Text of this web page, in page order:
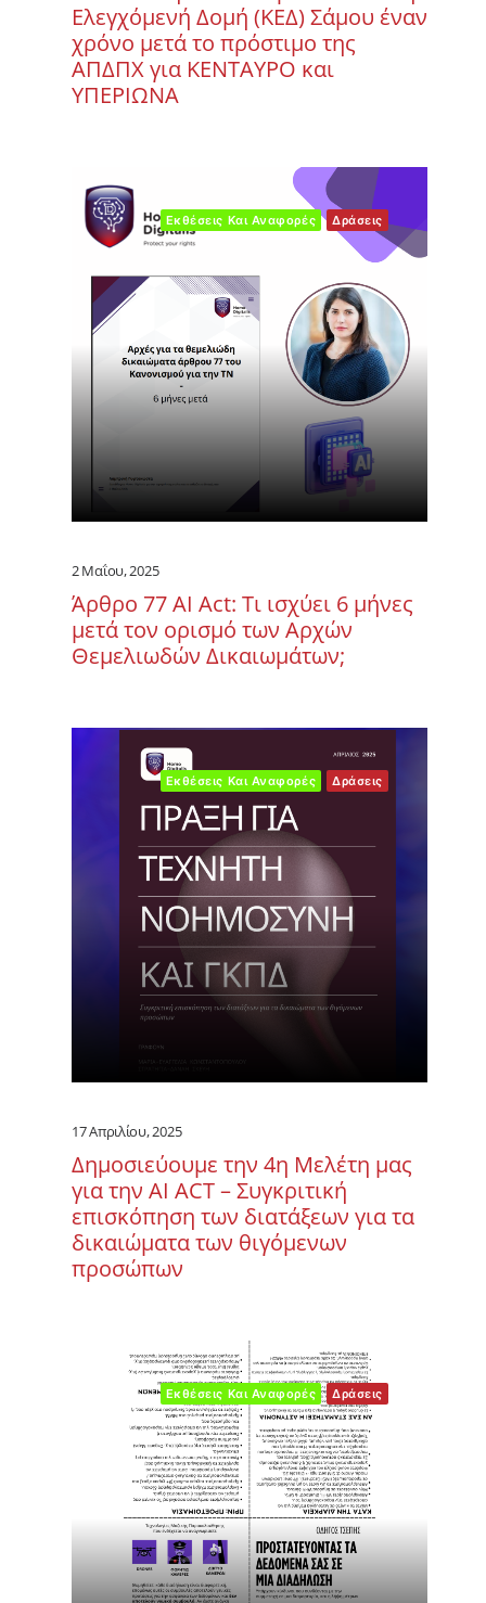
Ελεγχόμενή Δομή (ΚΕΔ) Σάμου έναν
χρόνο μετά το πρόστιμο της
ΑΠΔΠΧ για ΚΕΝΤΑΥΡΟ και
ΥΠΕΡΙΩΝΑ
Εκθέσεις Και Αναφορές Δράσεις
2 Μαΐου, 2025
Άρθρο 77 AI Act: Τι ισχύει 6 μήνες
μετά τον ορισμό των Αρχών
Θεμελιωδών Δικαιωμάτων;
Εκθέσεις Και Αναφορές Δράσεις
17 Απριλίου, 2025
Δημοσιεύουμε την 4η Μελέτη μας
για την ΑΙ ACT – Συγκριτική
επισκόπηση των διατάξεων για τα
δικαιώματα των θιγόμενων
προσώπων
Εκθέσεις Και Αναφορές Δράσεις